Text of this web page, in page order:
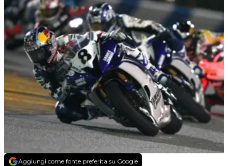
Aggiungi come fonte preferita su Google